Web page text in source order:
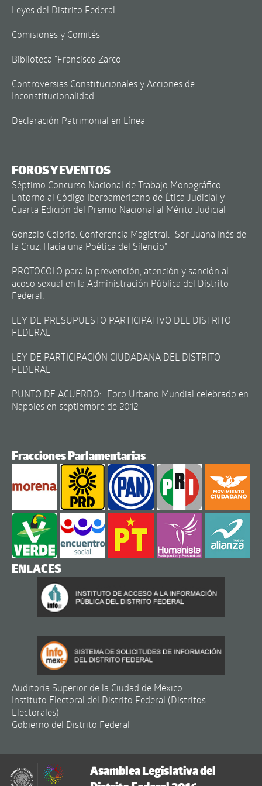
Leyes del Distrito Federal
Comisiones y Comités
Biblioteca "Francisco Zarco"
Controversias Constitucionales y Acciones de
Inconstitucionalidad
Declaración Patrimonial en Línea
FOROS Y EVENTOS
Séptimo Concurso Nacional de Trabajo Monográfico
Entorno al Código Iberoamericano de Ética Judicial y
Cuarta Edición del Premio Nacional al Mérito Judicial
Gonzalo Celorio. Conferencia Magistral. "Sor Juana Inés de
la Cruz. Hacia una Poética del Silencio"
PROTOCOLO para la prevención, atención y sanción al
acoso sexual en la Administración Pública del Distrito
Federal.
LEY DE PRESUPUESTO PARTICIPATIVO DEL DISTRITO
FEDERAL
LEY DE PARTICIPACIÓN CIUDADANA DEL DISTRITO
FEDERAL
PUNTO DE ACUERDO: "Foro Urbano Mundial celebrado en
Napoles en septiembre de 2012"
Fracciones Parlamentarias
ENLACES
Auditoría Superior de la Ciudad de México
Instituto Electoral del Distrito Federal (Distritos
Electorales)
Gobierno del Distrito Federal
Asamblea Legislativa del